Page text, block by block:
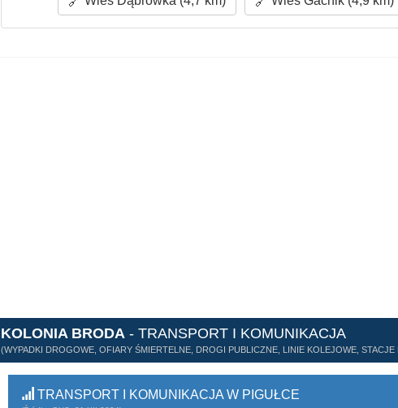
KOLONIA BRODA - TRANSPORT I KOMUNIKACJA
(WYPADKI DROGOWE, OFIARY ŚMIERTELNE, DROGI PUBLICZNE, LINIE KOLEJOWE, STACJE
TRANSPORT I KOMUNIKACJA W PIGUŁCE